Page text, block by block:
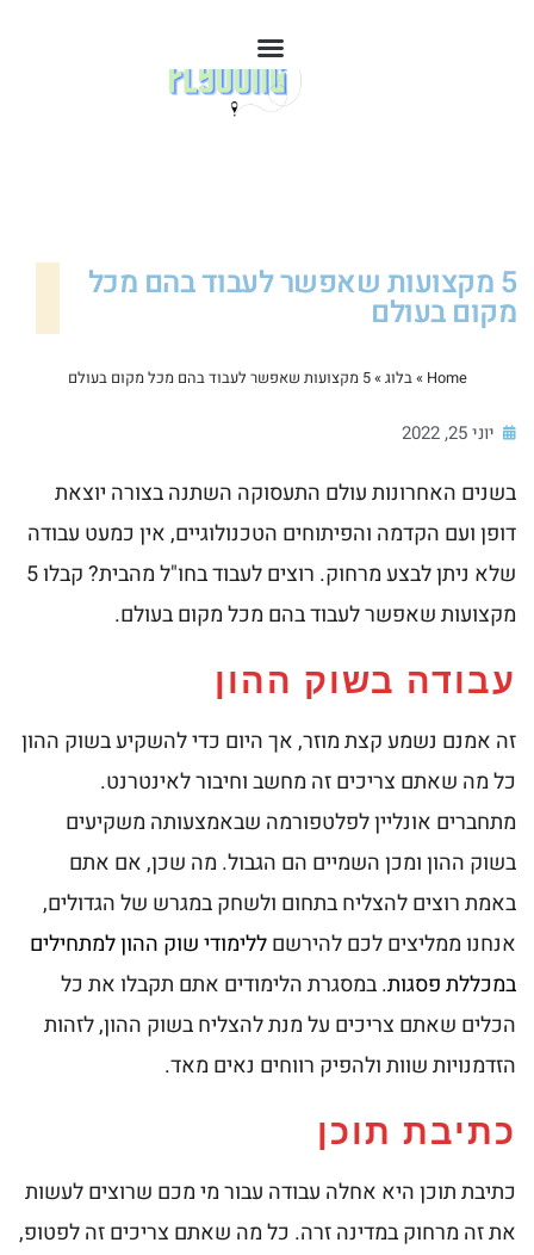
5 מקצועות שאפשר לעבוד בהם מכל
מקום בעולם
Home
»בלוג»5 מקצועות שאפשר לעבוד בהם מכל מקום בעולם
יוני 25, 2022
בשנים האחרונות עולם התעסוקה השתנה בצורה יוצאת
דופן ועם הקדמה והפיתוחים הטכנולוגיים, אין כמעט עבודה
שלא ניתן לבצע מרחוק. רוצים לעבוד בחו"ל מהבית? קבלו 5
מקצועות שאפשר לעבוד בהם מכל מקום בעולם.
עבודה בשוק ההון
זה אמנם נשמע קצת מוזר, אך היום כדי להשקיע בשוק ההון
כל מה שאתם צריכים זה מחשב וחיבור לאינטרנט.
מתחברים אונליין לפלטפורמה שבאמצעותה משקיעים
בשוק ההון ומכן השמיים הם הגבול. מה שכן, אם אתם
באמת רוצים להצליח בתחום ולשחק במגרש של הגדולים,
אנחנו ממליצים לכם להירשםללימודי שוק ההון למתחילים
במכללת פסגות. במסגרת הלימודים אתם תקבלו את כל
הכלים שאתם צריכים על מנת להצליח בשוק ההון, לזהות
הזדמנויות שוות ולהפיק רווחים נאים מאד.
כתיבת תוכן
כתיבת תוכן היא אחלה עבודה עבור מי מכם שרוצים לעשות
את זה מרחוק במדינה זרה. כל מה שאתם צריכים זה לפטופ,